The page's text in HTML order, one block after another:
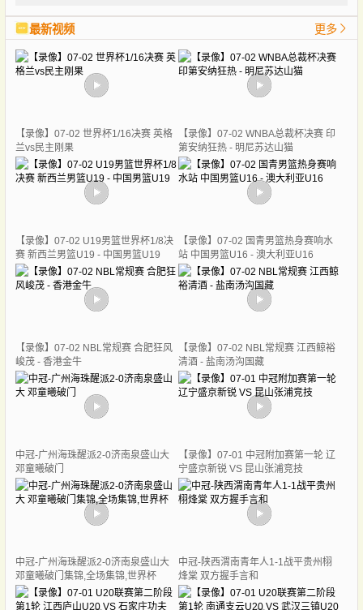
最新视频 更多
【录像】07-02 世界杯1/16决赛 英格
兰vs民主刚果
【录像】07-02 WNBA总裁杯决赛 印
第安纳狂热 - 明尼苏达山猫
【录像】07-02 U19男篮世界杯1/8决
赛 新西兰男篮U19 - 中国男篮U19
【录像】07-02 国青男篮热身赛响水
站 中国男篮U16 - 澳大利亚U16
【录像】07-02 NBL常规赛 合肥狂风
峻茂 - 香港金牛
【录像】07-02 NBL常规赛 江西鲸裕
清酒 - 盐南汤沟国藏
中冠-广州海珠醒派2-0济南泉盛山大
邓童曦破门
【录像】07-01 中冠附加赛第一轮 辽
宁盛京新锐 VS 昆山张浦竞技
中冠-广州海珠醒派2-0济南泉盛山大
邓童曦破门集锦,全场集锦,世界杯
中冠-陕西渭南青年人1-1战平贵州栩
烽棠 双方握手言和